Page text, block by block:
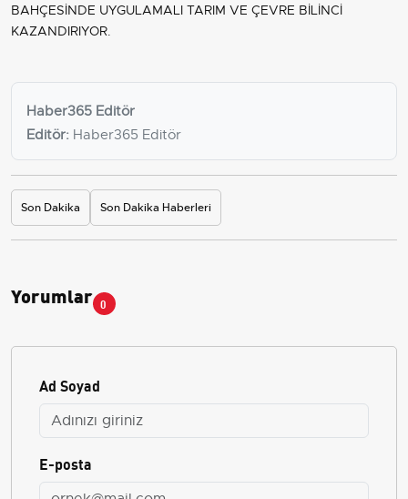
BAHÇESİNDE UYGULAMALI TARIM VE ÇEVRE BİLİNCİ
KAZANDIRIYOR.
Haber365 Editör
Editör: Haber365 Editör
Son Dakika Son Dakika Haberleri
Yorumlar 0
Ad Soyad
E-posta